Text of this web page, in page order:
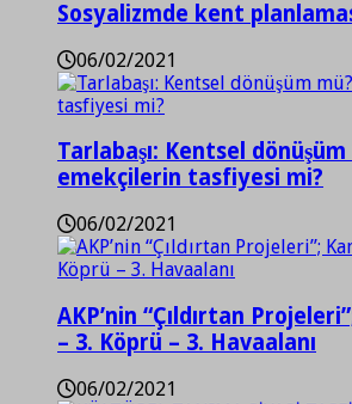
Sosyalizmde kent
06/02/2021
Tarlabaşı: Kentsel
emekçilerin tasfiyesi mi?
06/02/2021
AKP’nin “Çıldırtan
– 3. Köprü – 3. Havaalanı
06/02/2021